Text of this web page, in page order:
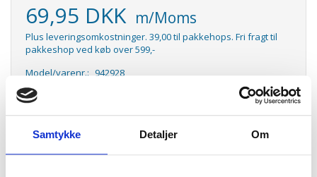
Samtykke Detaljer Om
69,95 DKK m/Moms
Plus leveringsomkostninger. 39,00 til pakkehops. Fri fragt til
pakkeshop ved køb over 599,-
Model/varenr.: 942928
Lager:
Antal